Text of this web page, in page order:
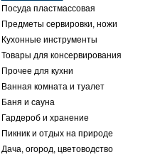
Посуда пластмассовая
Предметы сервировки, ножи
Кухонные инструменты
Товары для консервирования
Прочее для кухни
Ванная комната и туалет
Баня и сауна
Гардероб и хранение
Пикник и отдых на природе
Дача, огород, цветоводство